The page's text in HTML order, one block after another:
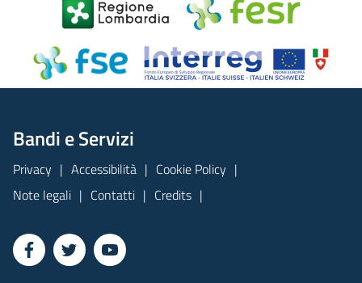
Bandi e Servizi
Privacy Accessibilità
Cookie Policy
Note legali
Contatti Credits